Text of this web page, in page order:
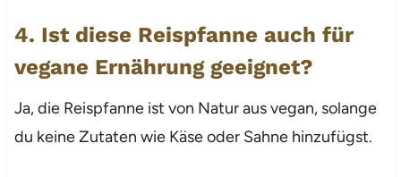
4. Ist diese Reispfanne auch für
vegane Ernährung geeignet?
Ja, die Reispfanne ist von Natur aus vegan, solange
du keine Zutaten wie Käse oder Sahne hinzufügst.